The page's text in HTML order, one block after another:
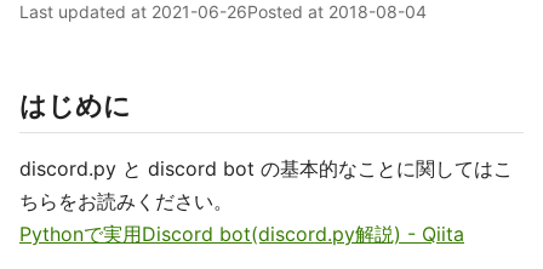
Last updated at 2021-06-26Posted at 2018-08-04
はじめに
discord.py と discord bot の基本的なことに関してはこ
ちらをお読みください。
Pythonで実用Discord bot(discord.py解説) - Qiita